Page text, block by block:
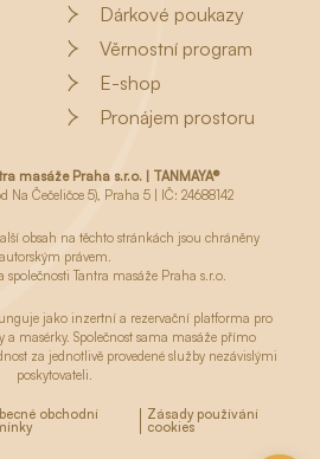
Dárkové poukazy
Věrnostní program
E-shop
Pronájem prostoru
masáže Praha s.r.o. | TANMAYA®
Na Čečeličce 5), Praha 5 | IČ: 24688142
obsah na těchto stránkách jsou chráněny
autorským právem.
společnosti Tantra masáže Praha s.r.o.
jako inzertní a rezervační platforma pro
a masérky. Společnost sama masáže přímo
za jednotlivě provedené služby nezávislými
poskytovateli.
obchodní Zásady používání
cookies